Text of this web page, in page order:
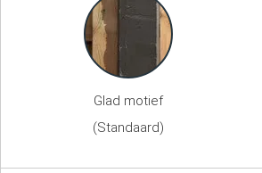
Glad motief
(Standaard)